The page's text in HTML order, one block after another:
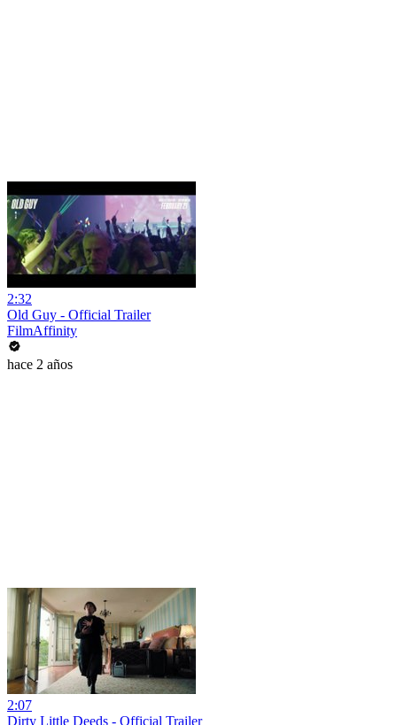
2:32
Old Guy - Official Trailer
FilmAffinity
hace 2 años
2:07
Dirty Little Deeds - Official Trailer